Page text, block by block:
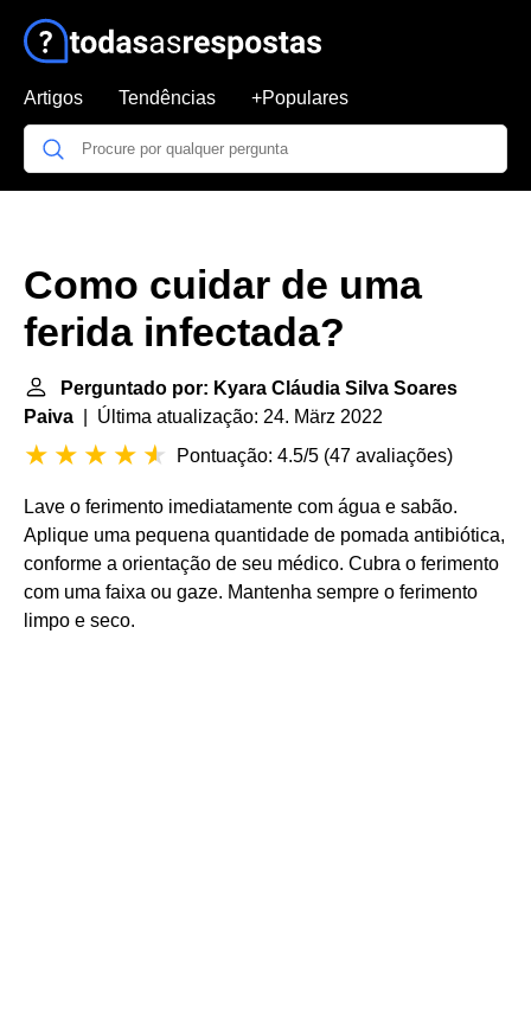
Artigos Tendências +Populares
Como cuidar de uma
ferida infectada?
Perguntado por: Kyara Cláudia Silva Soares
Paiva | Última atualização: 24. März 2022
Pontuação: 4.5/5 (47 avaliações)
Lave o ferimento imediatamente com água e sabão.
Aplique uma pequena quantidade de pomada antibiótica,
conforme a orientação de seu médico. Cubra o ferimento
com uma faixa ou gaze. Mantenha sempre o ferimento
limpo e seco.